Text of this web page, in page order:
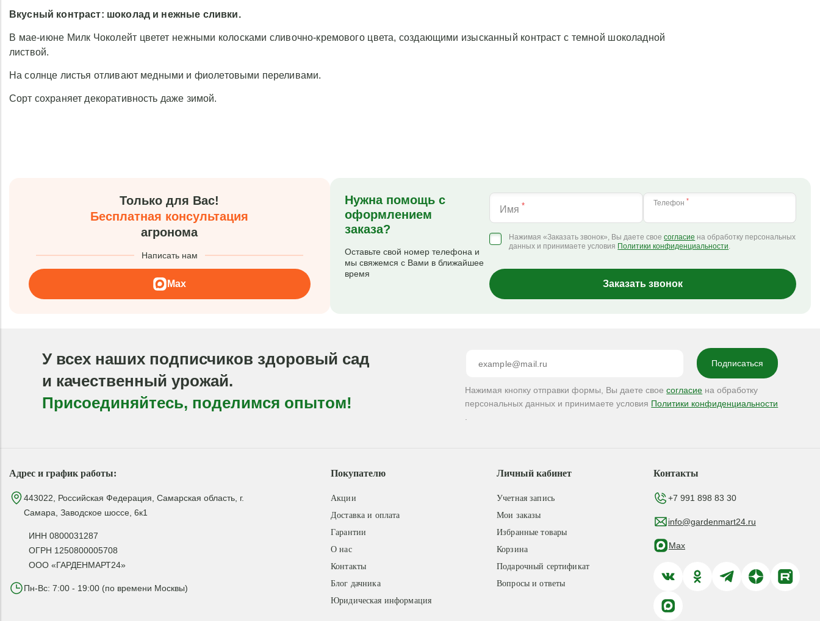
Вкусный контраст: шоколад и нежные сливки.
В мае-июне Милк Чоколейт цветет нежными колосками сливочно-кремового цвета, создающими изысканный контраст с темной шоколадной
листвой.
На солнце листья отливают медными и фиолетовыми переливами.
Сорт сохраняет декоративность даже зимой.
Только для Вас!
Бесплатная консультация
агронома
Написать нам
Max
Нужна помощь с
оформлением
заказа?
Оставьте свой номер телефона и
мы свяжемся с Вами в ближайшее
время
Имя * Телефон *
Нажимая «Заказать звонок», Вы даете своесогласие на обработку персональных
данных и принимаете условия Политики конфиденциальности.
Заказать звонок
У всех наших подписчиков здоровый сад
и качественный урожай.
Присоединяйтесь, поделимся опытом!
Нажимая кнопку отправки формы, Вы даете своесогласие на обработку
персональных данных и принимаете условия Политики конфиденциальности
Адрес и график работы:
443022, Российская Федерация, Самарская область, г.
Самара, Заводское шоссе, 6к1
ИНН 0800031287
ОГРН 1250800005708
ООО «ГАРДЕНМАРТ24»
Пн-Вс: 7:00 - 19:00 (по времени Москвы)
Покупателю
Акции
Доставка и оплата
Гарантии
О нас
Контакты
Блог дачника
Юридическая информация
Личный кабинет
Учетная запись
Мои заказы
Избранные товары
Корзина
Подарочный сертификат
Вопросы и ответы
Контакты
+7 991 898 83 30
info@gardenmart24.ru
Max